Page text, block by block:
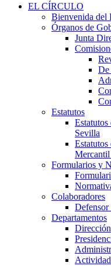
EL CÍRCULO
Bienvenida del
Órganos de
Junta
De
Estatutos
Sevilla
Formularios y
Colaboradores
Defensor
Departamentos
Dirección